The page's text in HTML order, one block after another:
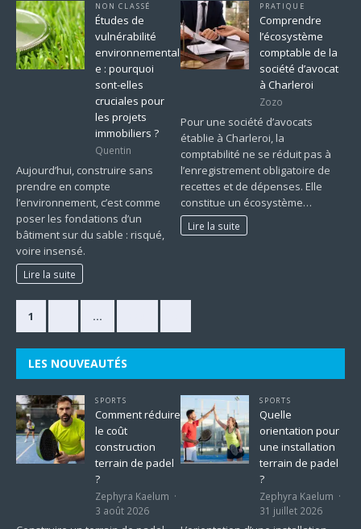
NON CLASSÉ
Études de
vulnérabilité
environnemental
e : pourquoi
sont-elles
cruciales pour
les projets
immobiliers ?
Quentin
Aujourd’hui, construire sans
prendre en compte
l’environnement, c’est comme
poser les fondations d’un
bâtiment sur du sable : risqué,
voire insensé.
Lire la suite
PRATIQUE
Comprendre
l’écosystème
comptable de la
société d’avocat
à Charleroi
Zozo
Pour une société d’avocats
établie à Charleroi, la
comptabilité ne se réduit pas à
l’enregistrement obligatoire de
recettes et de dépenses. Elle
constitue un écosystème…
Lire la suite
1 …
LES NOUVEAUTÉS
SPORTS
Comment réduire
le coût
construction
terrain de padel
?
Zephyra Kaelum
3 août 2026
SPORTS
Quelle
orientation pour
une installation
terrain de padel
?
Zephyra Kaelum
31 juillet 2026